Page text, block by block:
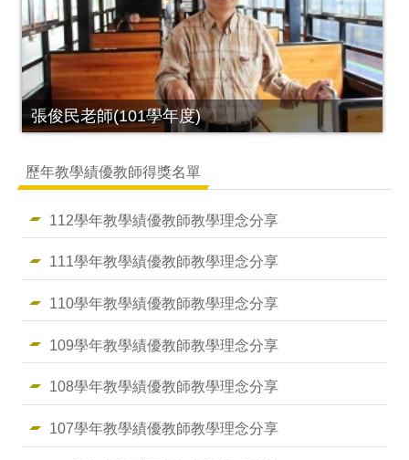
張俊民老師(101學年度)
歷年教學績優教師得獎名單
112學年教學績優教師教學理念分享
111學年教學績優教師教學理念分享
110學年教學績優教師教學理念分享
109學年教學績優教師教學理念分享
108學年教學績優教師教學理念分享
107學年教學績優教師教學理念分享